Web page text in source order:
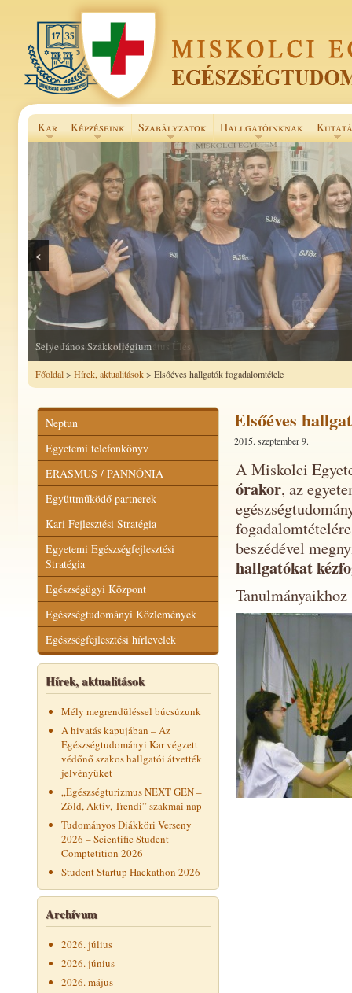
Kar Képzéseink Szabályzatok Hallgatóinknak
Selye János Szakkollégium
<
Főoldal> Hírek, aktualitások> Elsőéves hallgatók fogadalomtétele
Neptun
Egyetemi telefonkönyv
ERASMUS / PANNÓNIA
Együttműködő partnerek
Kari Fejlesztési Stratégia
Egyetemi Egészségfejlesztési
Stratégia
Egészségügyi Központ
Egészségtudományi Közlemények
Egészségfejlesztési hírlevelek
Hírek, aktualitások
Mély megrendüléssel búcsúzunk
A hivatás kapujában – Az
Egészségtudományi Kar végzett
védőnő szakos hallgatói átvették
jelvényüket
„Egészségturizmus NEXT GEN –
Zöld, Aktív, Trendi” szakmai nap
Tudományos Diákköri Verseny
2026 – Scientific Student
Comptetition 2026
Student Startup Hackathon 2026
Archívum
2026. július
2026. június
2026. május
Elsőéves
2015. szeptember 9.
A Miskolci
órakor, az
beszédével
hallgatókat